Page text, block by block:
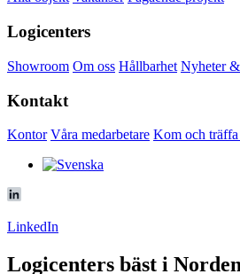
Logicenters
Showroom Om oss Hållbarhet Nyheter
Kontakt
Kontor Våra medarbetare Kom och träffa
LinkedIn
Logicenters bäst i